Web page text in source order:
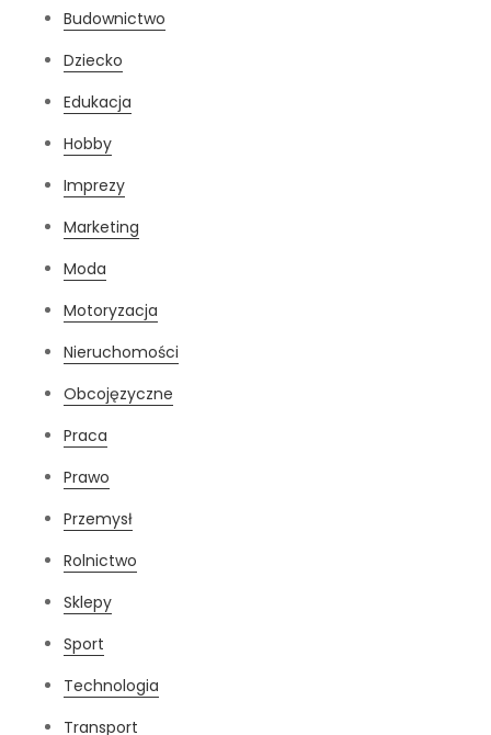
Budownictwo
Dziecko
Edukacja
Hobby
Imprezy
Marketing
Moda
Motoryzacja
Nieruchomości
Obcojęzyczne
Praca
Prawo
Przemysł
Rolnictwo
Sklepy
Sport
Technologia
Transport